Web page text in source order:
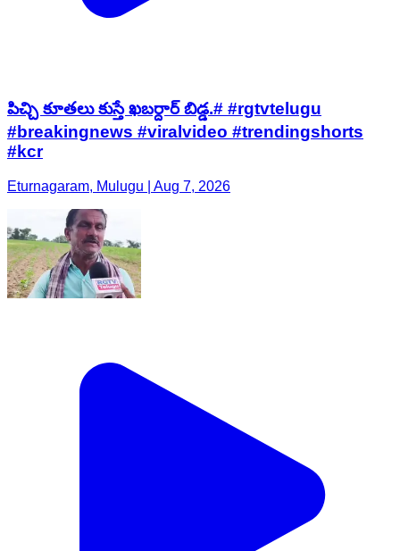
పిచ్చి కూతలు కుస్తే ఖబర్దార్ బిడ్డ.# #rgtvtelugu
#breakingnews #viralvideo #trendingshorts
#kcr
Eturnagaram, Mulugu | Aug 7, 2026